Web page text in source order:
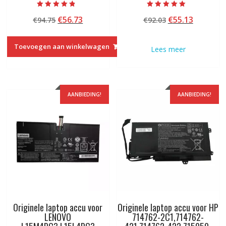
met
4.50
€94.75 Oorspronkelijke
was:
€94.75.
€56.73
is:
€56.73.
Toevoegen aan winkelwagen
5.00
van 5
€92.03
€92.03.
€55.13Huidige
Lees meer
AANBIEDING!
Originele laptop accu voor
LENOVO
AANBIEDING!
Originele laptop accu voor HP
714762-2C1,714762-